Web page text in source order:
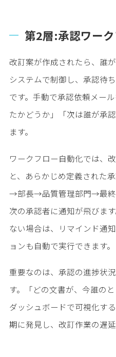
第2層:承認ワー
改訂案が作成されたら、誰
システムで制御し、承認待
です。手動で承認依頼メー
たかどうか」「次は誰が承
ます。
ワークフロー自動化では、
と、あらかじめ定義された
→部長→品質管理部門→最終
次の承認者に通知が飛びま
ない場合は、リマインド通
ョンも自動で実行できます。
重要なのは、承認の進捗状
す。「どの文書が、今誰の
ダッシュボードで可視化す
期に発見し、改訂作業の遅延